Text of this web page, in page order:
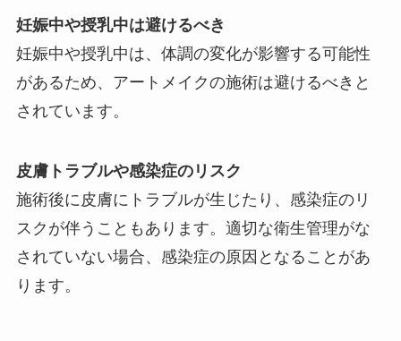
妊娠中や授乳中は避けるべき
妊娠中や授乳中は、体調の変化が影響する可能性
があるため、アートメイクの施術は避けるべきと
されています。
皮膚トラブルや感染症のリスク
施術後に皮膚にトラブルが生じたり、感染症のリ
スクが伴うこともあります。適切な衛生管理がな
されていない場合、感染症の原因となることがあ
ります。